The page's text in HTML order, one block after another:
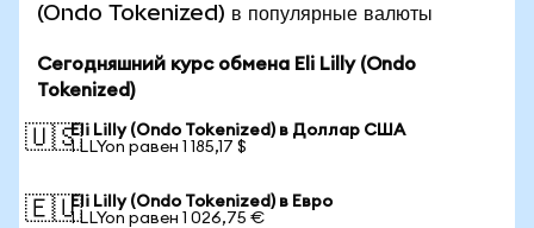
(Ondo Tokenized) в популярные валюты
Сегодняшний курс обмена Eli Lilly (Ondo
Tokenized)
🇺🇸Eli Lilly (Ondo Tokenized) в Доллар США
1 LLYon равен 1 185,17 $
🇪🇺Eli Lilly (Ondo Tokenized) в Евро
1 LLYon равен 1 026,75 €